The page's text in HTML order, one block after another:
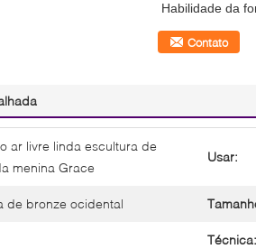
Habilidade da
Contato
ar livre linda escultura de
menina Grace
Usar:
de bronze ocidental
Técnica: